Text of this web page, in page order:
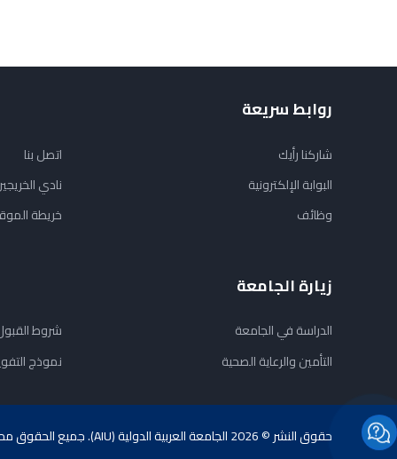
روابط سريعة
شاركنا رأيك
البوابة الإلكترونية
وظائف
اتصل بنا
نادي
خريطة
زيارة الجامعة
الدراسة في الجامعة
التأمين والرعاية الصحية
شروط
نموذج
حقوق النشر © 2026 الجامعة العربية الدولية (AIU). جميع الحقوق محفوظة.